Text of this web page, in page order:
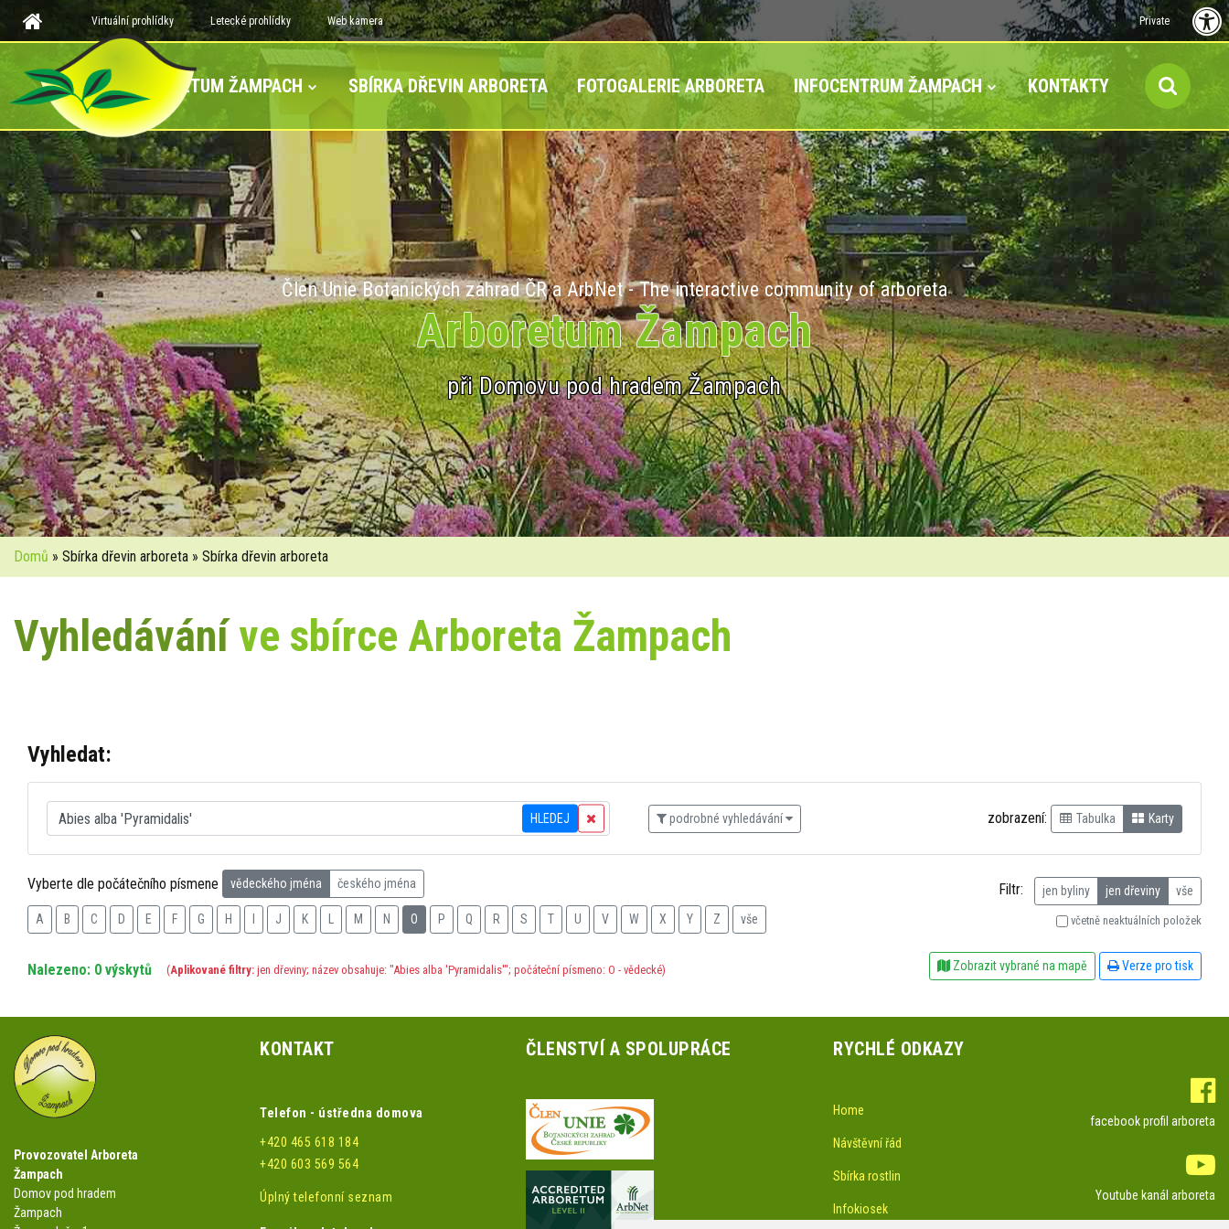
Virtuální prohlídky Letecké prohlídky Web kamera Private
ARBORETUM ŽAMPACH SBÍRKA DŘEVIN ARBORETA FOTOGALERIE ARBORETA INFOCENTRUM ŽAMPACH KONTAKTY
Člen Unie Botanických zahrad ČR a ArbNet - The interactive community of arboreta
Arboretum Žampach
při Domovu pod hradem Žampach
Domů » Sbírka dřevin arboreta » Sbírka dřevin arboreta
Vyhledáváníve sbírce Arboreta Žampach
Vyhledat:
HLEDEJ podrobné vyhledávání zobrazení: Tabulka Karty
Vyberte dle počátečního písmene vědeckého jména českého jména
A B C D E F G H J K M N O P Q R S T U V W X Y Z vše
Filtr: jen byliny jen dřeviny vše
včetně neaktuálních položek
Nalezeno: 0 výskytů (Aplikované filtry: jen dřeviny; název obsahuje: "Abies alba 'Pyramidalis'"; počáteční písmeno: O - vědecké) Zobrazit vybrané na mapě Verze pro tisk
Provozovatel Arboreta
Žampach
Domov pod hradem
Žampach
KONTAKT
Telefon - ústředna domova
+420 465 618 184
+420 603 569 564
Úplný telefonní seznam
ČLENSTVÍ A SPOLUPRÁCE RYCHLÉ ODKAZY
Home
Návštěvní řád
Sbírka rostlin
Infokiosek
facebook profil arboreta
Youtube kanál arboreta